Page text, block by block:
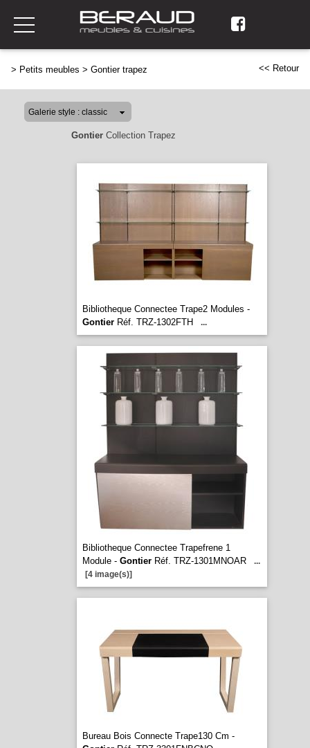
> Petits meubles > Gontier trapez << Retour
GontierCollection Trapez
Bibliotheque Connectee Trape2 Modules -
GontierRéf. TRZ-1302FTH ...
Bibliotheque Connectee Trapefrene 1
Module - GontierRéf. TRZ-1301MNOAR
...
[4 image(s)]
Bureau Bois Connecte Trape130 Cm -